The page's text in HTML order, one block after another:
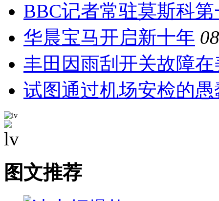
BBC记者常驻莫斯科
华晨宝马开启新十年
丰田因雨刮开关故障
试图通过机场安检的
图文推荐